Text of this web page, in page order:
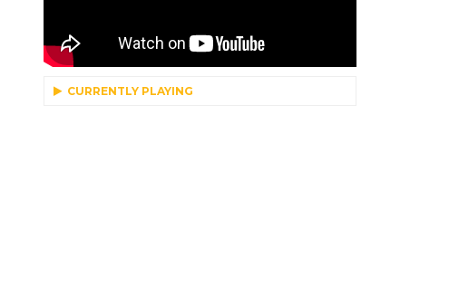
CURRENTLY PLAYING